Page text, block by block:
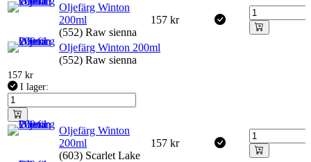
Oljefärg Winton
200ml
(552) Raw sienna
157 kr
Oljefärg Winton 200ml
(552) Raw sienna
157 kr
I lager:
Oljefärg Winton
200ml
(603) Scarlet Lake
157 kr